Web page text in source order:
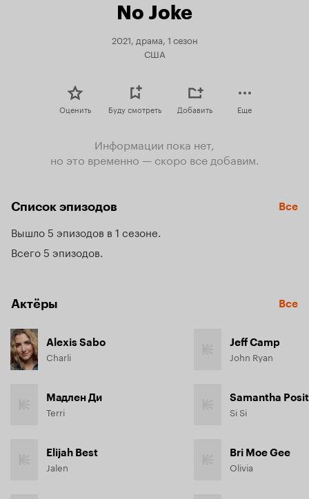
No Joke
2021, драма, 1 сезон
США
Оценить Буду смотреть Добавить Еще
Информации пока нет,
но это временно — скоро все добавим.
Список эпизодов Все
Вышло 5 эпизодов в 1 сезоне
Всего 5 эпизодов
Актёры Все
Alexis Sabo
Charli
Мадлен Ди
Terri
Elijah Best
Jalen
Jeff Camp
John Ryan
Samantha
Si Si
Bri Moe Gee
Olivia